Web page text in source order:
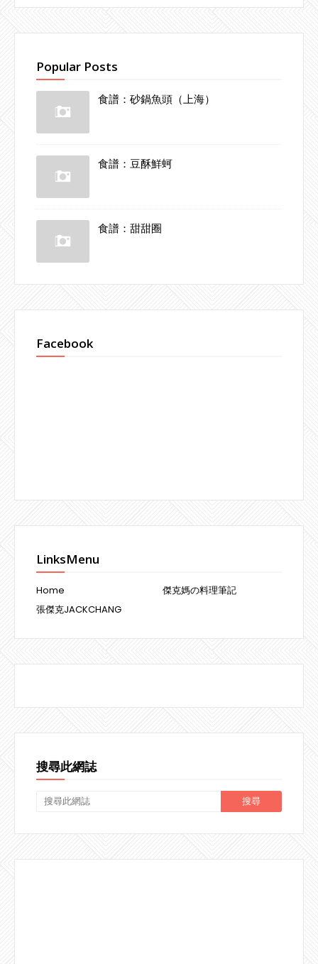
Popular Posts
食譜：砂鍋魚頭（上海）
食譜：豆酥鮮蚵
食譜：甜甜圈
Facebook
LinksMenu
Home
傑克媽の料理筆記
張傑克JACKCHANG
搜尋此網誌